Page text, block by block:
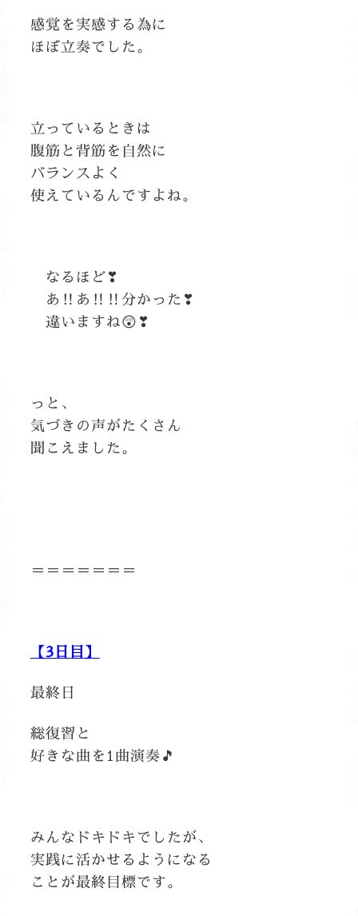
感覚を実感する為に
ほぼ立奏でした。
立っているときは
腹筋と背筋を自然に
バランスよく
使えているんですよね。
なるほど❣
あ‼あ‼‼分かった❣
違いますね😲❣
っと、
気づきの声がたくさん
聞こえました。
＝＝＝＝＝＝＝
【3日目】
最終日
総復習と
好きな曲を1曲演奏🎵
みんなドキドキでしたが、
実践に活かせるようになる
ことが最終目標です。